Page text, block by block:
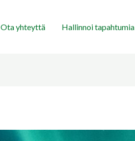
Ota yhteyttä Hallinnoi tapahtumia